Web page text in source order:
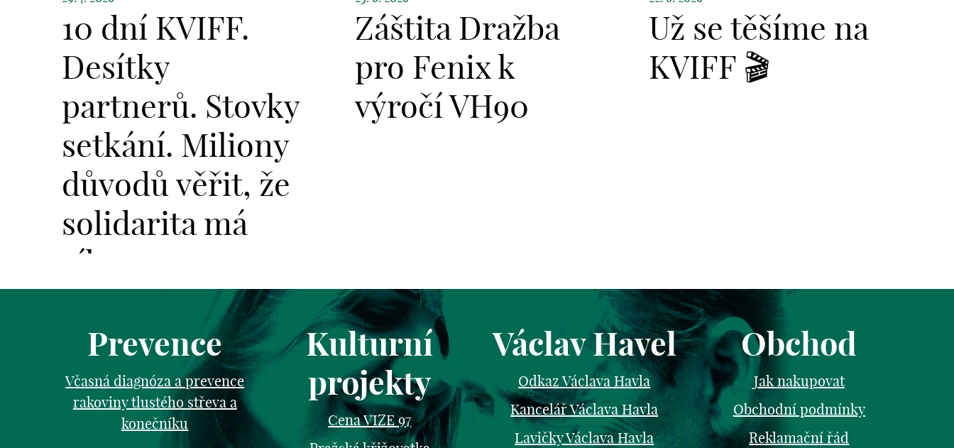
10 dní KVIFF.
Desítky
partnerů. Stovky
setkání. Miliony
důvodů věřit, že
solidarita má
sílu.
Záštita Dražba
pro Fenix k
výročí VH90
Už se těšíme na
KVIFF 🎬
Prevence
Včasná diagnóza a prevence
rakoviny tlustého střeva a
konečníku
Kulturní
projekty
Cena VIZE 97
Václav Havel
Odkaz Václava Havla
Kancelář Václava Havla
Lavičky Václava Havla
Obchod
Jak nakupovat
Obchodní podmínky
Reklamační řád